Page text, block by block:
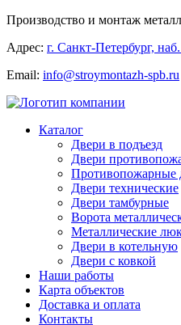
Производство и монтаж
Адрес: г. Санкт-Петербург,
Email: info@stroymontazh-spb.ru
Каталог
Двери в подъезд
Двери
Противопожарные
Двери технические
Двери тамбурные
Ворота
Металлические
Двери в котельную
Двери с ковкой
Наши работы
Карта объектов
Доставка и оплата
Контакты